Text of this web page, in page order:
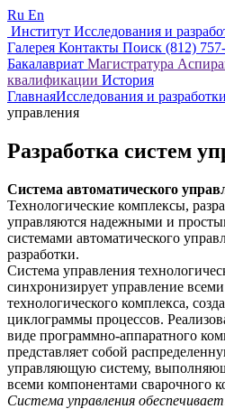
Ru En
Институт Исследования и
Галерея Контакты Поиск (812)
Бакалавриат Магистратура
квалификации История
ГлавнаяИсследования и разработки
управления
Разработка систем
Система автоматического
Технологические комплексы,
управляются надежными и
системами автоматического
разработки.
Система управления
синхронизирует управление
технологического комплекса,
циклограммы процессов.
виде программно-аппаратного
представляет собой
управляющую систему,
всеми компонентами сварочного
Система управления